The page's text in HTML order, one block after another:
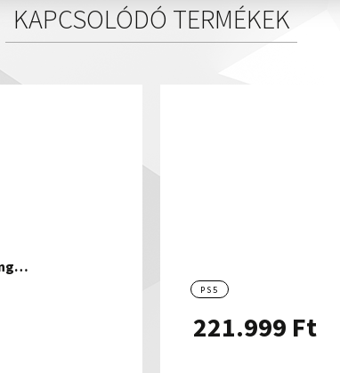
KAPCSOLÓDÓ TERMÉKEK
PS5
221.999 Ft